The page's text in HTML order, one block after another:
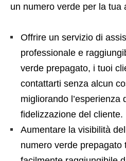
un numero verde per la tua
Offrire un servizio di
professionale e
verde prepagato, i tuoi
contattarti senza alcun
migliorando l’esperienza
fidelizzazione del cliente.
Aumentare la visibilità
numero verde prepagato